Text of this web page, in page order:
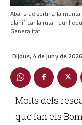
Abans de sortir a la
planificar la ruta i dur
Generalitat
Dijous, 4 de juny de 2026
Molts dels
que fan els